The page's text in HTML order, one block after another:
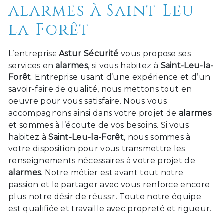
alarmes à Saint-Leu-
la-Forêt
L’entrepriseAstur Sécurité vous propose ses
services en alarmes, si vous habitez à Saint-Leu-la-
Forêt. Entreprise usant d’une expérience et d’un
savoir-faire de qualité, nous mettons tout en
oeuvre pour vous satisfaire. Nous vous
accompagnons ainsi dans votre projet de alarmes
et sommes à l’écoute de vos besoins. Si vous
habitez àSaint-Leu-la-Forêt, nous sommes à
votre disposition pour vous transmettre les
renseignements nécessaires à votre projet de
alarmes. Notre métier est avant tout notre
passion et le partager avec vous renforce encore
plus notre désir de réussir. Toute notre équipe
est qualifiée et travaille avec propreté et rigueur.